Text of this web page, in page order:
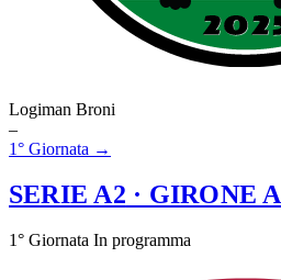
Logiman Broni
–
1° Giornata →
SERIE A2 · GIRONE A
1° Giornata In programma